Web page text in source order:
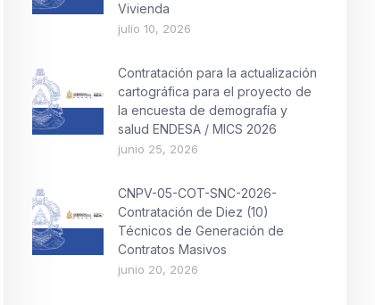
Vivienda
julio 10, 2026
Contratación para la actualización
cartográfica para el proyecto de
la encuesta de demografía y
salud ENDESA / MICS 2026
junio 25, 2026
CNPV-05-COT-SNC-2026-
Contratación de Diez (10)
Técnicos de Generación de
Contratos Masivos
junio 20, 2026